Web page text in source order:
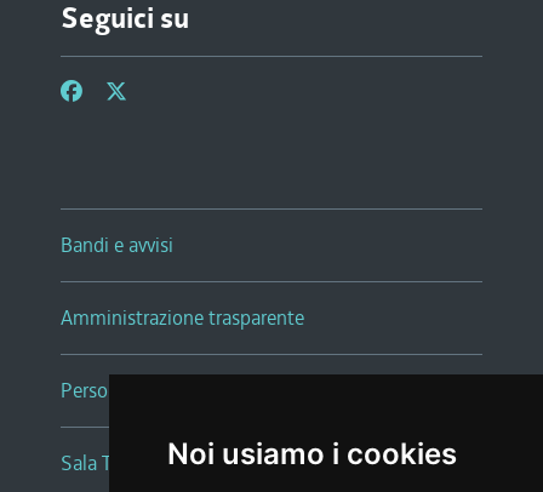
Noi usiamo i cookies
Seguici su
Bandi e avvisi
Amministrazione trasparente
Persone e Uffici
Sala Tiziano Tessitori